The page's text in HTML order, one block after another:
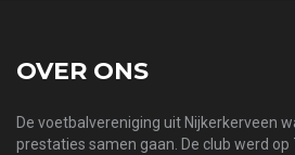
OVER ONS
De voetbalvereniging uit Nijkerkerveen
prestaties samen gaan. De club werd op